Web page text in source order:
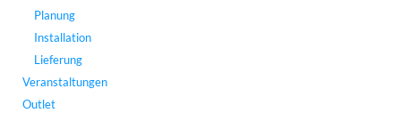
Planung
Installation
Lieferung
Veranstaltungen
Outlet